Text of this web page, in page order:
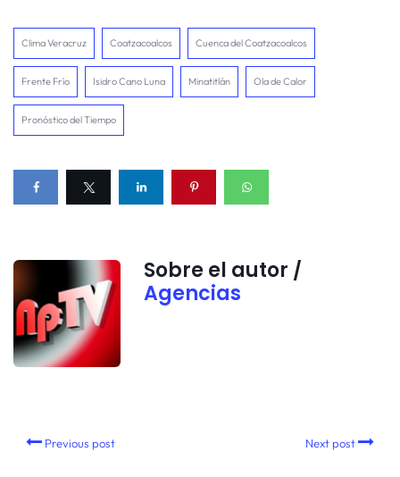
Clima Veracruz Coatzacoalcos Cuenca del Coatzacoalcos
Frente Frío Isidro Cano Luna Minatitlán Ola de Calor
Pronóstico del Tiempo
Sobre el autor /
Agencias
Previous post Next post